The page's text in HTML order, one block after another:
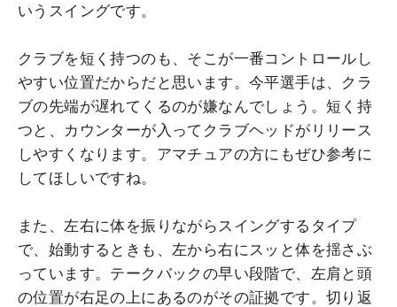
いうスイングです。
クラブを短く持つのも、そこが一番コントロールし
やすい位置だからだと思います。今平選手は、クラ
ブの先端が遅れてくるのが嫌なんでしょう。短く持
つと、カウンターが入ってクラブヘッドがリリース
しやすくなります。アマチュアの方にもぜひ参考に
してほしいですね。
また、左右に体を振りながらスイングするタイプ
で、始動するときも、左から右にスッと体を揺さぶ
っています。テークバックの早い段階で、左肩と頭
の位置が右足の上にあるのがその証拠です。切り返